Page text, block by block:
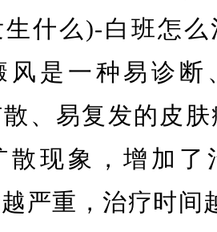
什么)-白班怎么
风是一种易诊断
、易复发的皮肤
散现象，增加了
严重，治疗时间